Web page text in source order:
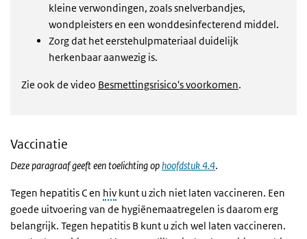
kleine verwondingen, zoals snelverbandjes,
wondpleisters en een wonddesinfecterend middel.
Zorg dat het eerstehulpmateriaal duidelijk
herkenbaar aanwezig is.
Zie ook de video Besmettingsrisico's voorkomen.
Vaccinatie
Deze paragraaf geeft een toelichting ophoofdstuk 4.4.
Tegen hepatitis C en hiv kunt u zich niet laten vaccineren. Een
goede uitvoering van de hygiënemaatregelen is daarom erg
belangrijk. Tegen hepatitis B kunt u zich wel laten vaccineren.